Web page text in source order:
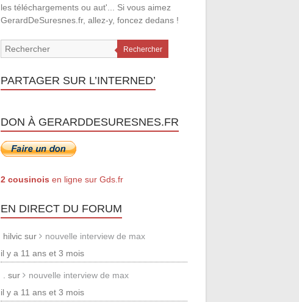
les téléchargements ou aut'... Si vous aimez
GerardDeSuresnes.fr, allez-y, foncez dedans !
Rechercher
PARTAGER SUR L’INTERNED’
DON À GERARDDESURESNES.FR
2 cousinois en ligne sur Gds.fr
EN DIRECT DU FORUM
hilvic sur
nouvelle interview de max
il y a 11 ans et 3 mois
. sur
nouvelle interview de max
il y a 11 ans et 3 mois